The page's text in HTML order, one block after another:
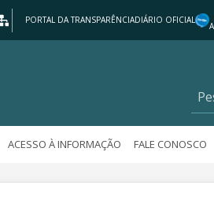
PORTAL DA TRANSPARÊNCIADIÁRIO OFICIAL
ACESSO À INFORMAÇÃO FALE CONOSCO